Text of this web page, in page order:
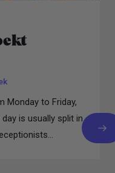
Monday to Friday,
is usually split in